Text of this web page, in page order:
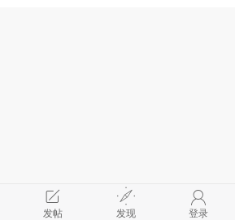
发帖 发现 登录